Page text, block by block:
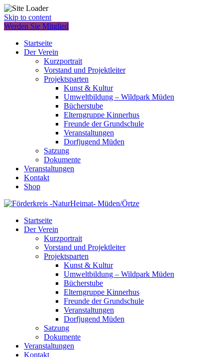
Skip to content
Werden Sie Mitglied
Startseite
Der Verein
Kurzportrait
Vorstand und Projektleiter
Projektsparten
Kunst & Kultur
Umweltbildung – Wildpark Müden
Bücherstube
Elterngruppe Kinnerhus
Freunde der Grundschule
Veranstaltungen
Dorfjugend Müden
Satzung
Dokumente
Veranstaltungen
Kontakt
Shop
Startseite
Der Verein
Kurzportrait
Vorstand und Projektleiter
Projektsparten
Kunst & Kultur
Umweltbildung – Wildpark Müden
Bücherstube
Elterngruppe Kinnerhus
Freunde der Grundschule
Veranstaltungen
Dorfjugend Müden
Satzung
Dokumente
Veranstaltungen
Kontakt